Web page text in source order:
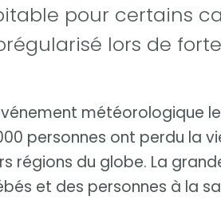
pour certains
lors de
météorologique
personnes ont perdu la
régions du globe. La
et des personnes à la